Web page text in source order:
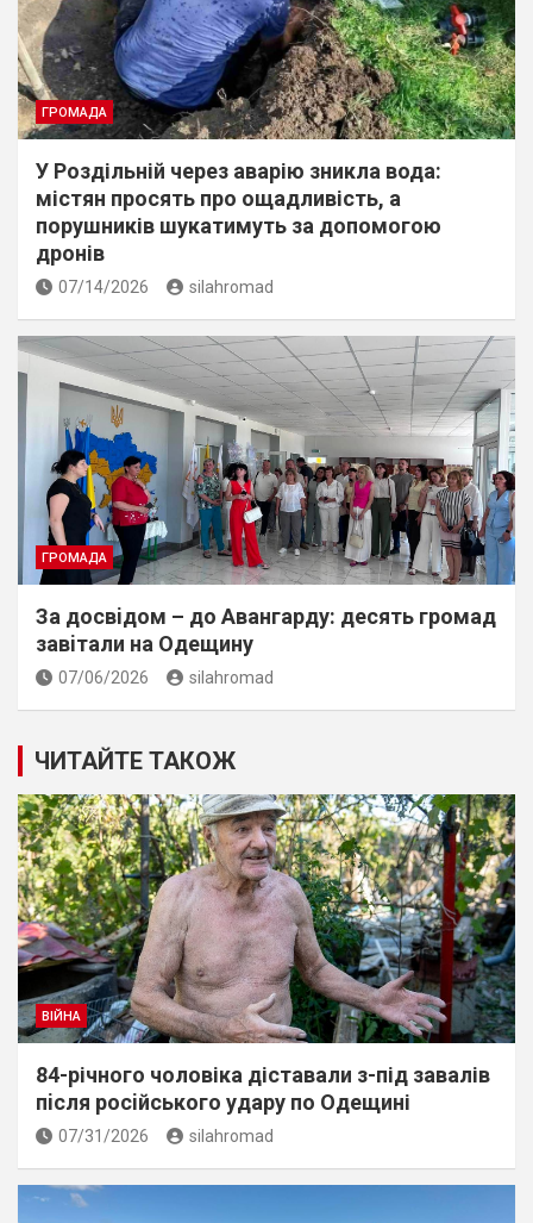
ГРОМАДА
У Роздільній через аварію зникла вода:
містян просять про ощадливість, а
порушників шукатимуть за допомогою
дронів
07/14/2026 silahromad
ГРОМАДА
За досвiдом – до Авангарду: десять громад
завiтали на Одещину
07/06/2026 silahromad
ЧИТАЙТЕ ТАКОЖ
ВІЙНА
84-річного чоловіка діставали з-під завалів
пiсля росiйського удару по Одещині
07/31/2026 silahromad